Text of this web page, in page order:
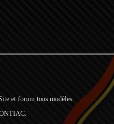
et forum tous modèles.